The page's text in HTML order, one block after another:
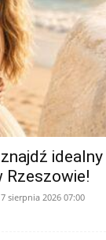
Rzeszowie!
7 sierpnia 2026 07:00